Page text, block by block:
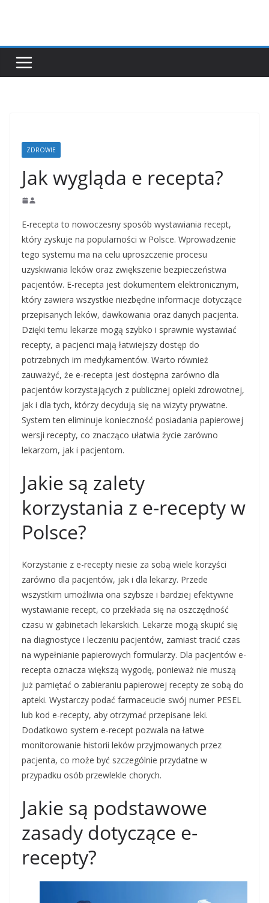
ZDROWIE
Jak wygląda e recepta?
E-recepta to nowoczesny sposób wystawiania recept,
który zyskuje na popularności w Polsce. Wprowadzenie
tego systemu ma na celu uproszczenie procesu
uzyskiwania leków oraz zwiększenie bezpieczeństwa
pacjentów. E-recepta jest dokumentem elektronicznym,
który zawiera wszystkie niezbędne informacje dotyczące
przepisanych leków, dawkowania oraz danych pacjenta.
Dzięki temu lekarze mogą szybko i sprawnie wystawiać
recepty, a pacjenci mają łatwiejszy dostęp do
potrzebnych im medykamentów. Warto również
zauważyć, że e-recepta jest dostępna zarówno dla
pacjentów korzystających z publicznej opieki zdrowotnej,
jak i dla tych, którzy decydują się na wizyty prywatne.
System ten eliminuje konieczność posiadania papierowej
wersji recepty, co znacząco ułatwia życie zarówno
lekarzom, jak i pacjentom.
Jakie są zalety
korzystania z e-recepty w
Polsce?
Korzystanie z e-recepty niesie za sobą wiele korzyści
zarówno dla pacjentów, jak i dla lekarzy. Przede
wszystkim umożliwia ona szybsze i bardziej efektywne
wystawianie recept, co przekłada się na oszczędność
czasu w gabinetach lekarskich. Lekarze mogą skupić się
na diagnostyce i leczeniu pacjentów, zamiast tracić czas
na wypełnianie papierowych formularzy. Dla pacjentów e-
recepta oznacza większą wygodę, ponieważ nie muszą
już pamiętać o zabieraniu papierowej recepty ze sobą do
apteki. Wystarczy podać farmaceucie swój numer PESEL
lub kod e-recepty, aby otrzymać przepisane leki.
Dodatkowo system e-recept pozwala na łatwe
monitorowanie historii leków przyjmowanych przez
pacjenta, co może być szczególnie przydatne w
przypadku osób przewlekle chorych.
Jakie są podstawowe
zasady dotyczące e-
recepty?